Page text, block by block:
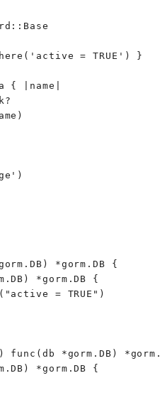
= TRUE') }
{ |name|
*gorm.DB {
*gorm.DB {
= TRUE")
func(db *gorm.DB)
*gorm.DB {